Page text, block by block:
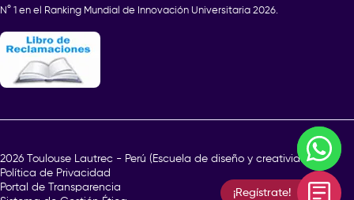
N° 1 en el Ranking Mundial de Innovación Universitaria 2026.
2026 Toulouse Lautrec - Perú (Escuela de diseño y creatividad)
Política de Privacidad
Portal de Transparencia
¿En
¡Regístrate!